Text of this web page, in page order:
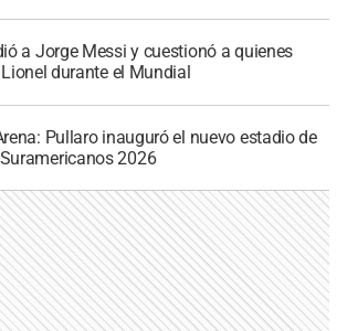
a Jorge Messi y cuestionó a quienes
durante el Mundial
Pullaro inauguró el nuevo estadio de
2026